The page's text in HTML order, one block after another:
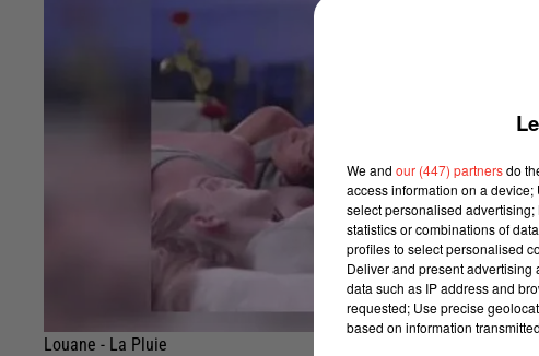
Louane - La Pluie
We and our (447) partnersdo
access information on a
select personalised
statistics or combinations of
profiles to select personalised
Deliver and present advertising
data such as IP address and
requested; Use precise
based on information